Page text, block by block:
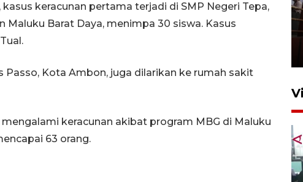
keracunan pertama terjadi di SMP Negeri Tepa,
Maluku Barat Daya, menimpa 30 siswa. Kasus
Passo, Kota Ambon, juga dilarikan ke rumah sakit
keracunan akibat program MBG di Maluku
63 orang.
Unjuk rasa protes penataan